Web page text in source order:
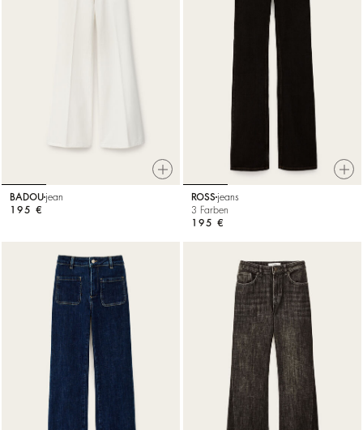
BADOU jean
195 €
ROSS jeans
3 Farben
195 €